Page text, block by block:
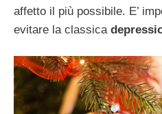
affetto il più possibile. E’
evitare la classica